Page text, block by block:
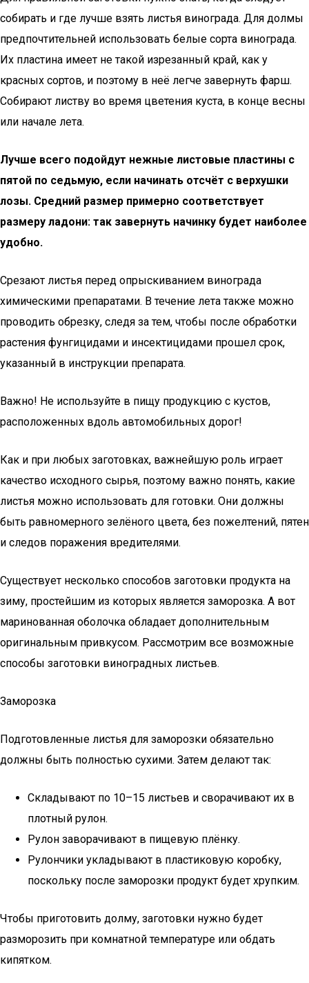
собирать и где лучше взять листья винограда. Для долмы
предпочтительней использовать белые сорта винограда.
Их пластина имеет не такой изрезанный край, как у
красных сортов, и поэтому в неё легче завернуть фарш.
Собирают листву во время цветения куста, в конце весны
или начале лета.
Лучше всего подойдут нежные листовые пластины с
пятой по седьмую, если начинать отсчёт с верхушки
лозы. Средний размер примерно соответствует
размеру ладони: так завернуть начинку будет наиболее
удобно.
Срезают листья перед опрыскиванием винограда
химическими препаратами. В течение лета также можно
проводить обрезку, следя за тем, чтобы после обработки
растения фунгицидами и инсектицидами прошел срок,
указанный в инструкции препарата.
Важно! Не используйте в пищу продукцию с кустов,
расположенных вдоль автомобильных дорог!
Как и при любых заготовках, важнейшую роль играет
качество исходного сырья, поэтому важно понять, какие
листья можно использовать для готовки. Они должны
быть равномерного зелёного цвета, без пожелтений, пятен
и следов поражения вредителями.
Существует несколько способов заготовки продукта на
зиму, простейшим из которых является заморозка. А вот
маринованная оболочка обладает дополнительным
оригинальным привкусом. Рассмотрим все возможные
способы заготовки виноградных листьев.
Заморозка
Подготовленные листья для заморозки обязательно
должны быть полностью сухими. Затем делают так:
Складывают по 10–15 листьев и сворачивают их в
плотный рулон.
Рулон заворачивают в пищевую плёнку.
Рулончики укладывают в пластиковую коробку,
поскольку после заморозки продукт будет хрупким.
Чтобы приготовить долму, заготовки нужно будет
разморозить при комнатной температуре или обдать
кипятком.